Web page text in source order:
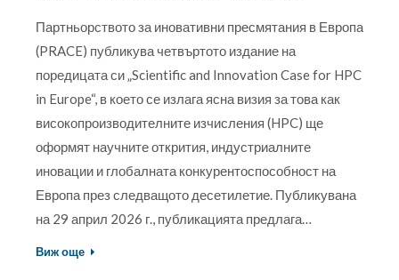
Партньорството за иновативни пресмятания в Европа
(PRACE) публикува четвъртото издание на
поредицата си „Scientific and Innovation Case for HPC
in Europe“, в което се излага ясна визия за това как
високопроизводителните изчисления (HPC) ще
оформят научните открития, индустриалните
иновации и глобалната конкурентоспособност на
Европа през следващото десетилетие. Публикувана
на 29 април 2026 г., публикацията предлага…
Виж още